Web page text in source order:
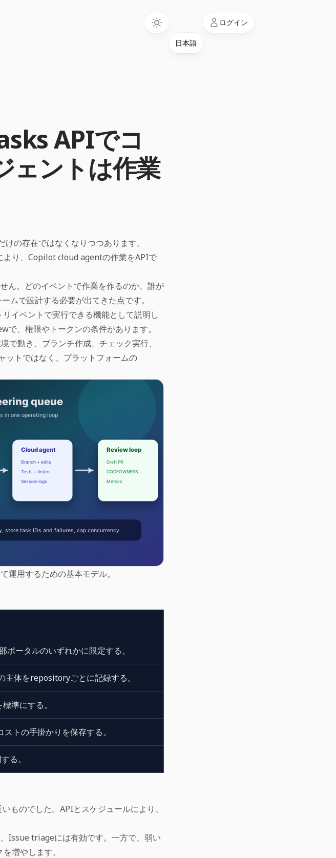
ログイン
APIでコ
ェントは作業
の存在ではなくなりつつあります。
り、Copilot cloud agentの作業をAPIで
ん。どのイベントで作業を作るのか、誰が
ムで設計する必要が出てきた点です。
イベントで実行できる機能として説明し
、権限やトークンの条件があります。
動き、ブランチ作成、チェック実行、
トではなく、プラットフォームの
用するための基本モデル。
ータルのいずれかに限定する。
体をrepositoryごとに記録する。
準にする。
トの手掛かりを保存する。
る。
ものでした。APIとスケジュールにより、
Issue triageには有効です。一方で、弱い
増やします。